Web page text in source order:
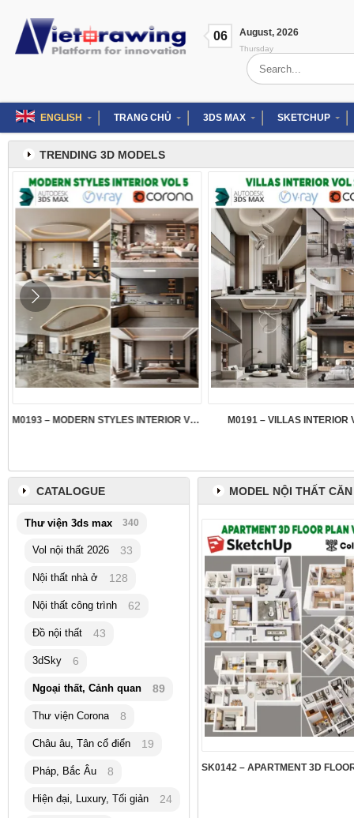
content
06 August, 2026
Thursday
Search
for:
ENGLISH TRANG CHỦ 3DS MAX SKETCHUP
TRENDING 3D MODELS
M0193 – MODERN STYLES INTERIOR VOL.5 M0191 – VILLAS INTERIOR
MODEL NỘI THẤT
CATALOGUE
Thư viện 3ds max 340
Vol nội thất 2026 33
Nội thất nhà ở 128
Nội thất công trình 62
Đồ nội thất 43
3dSky 6
Ngoại thất, Cảnh quan 89
Thư viện Corona 8
Châu âu, Tân cổ điển 19
Pháp, Bắc Âu 8
Hiện đại, Luxury, Tối giản 24